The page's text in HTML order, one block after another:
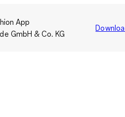
App
GmbH & Co. KG